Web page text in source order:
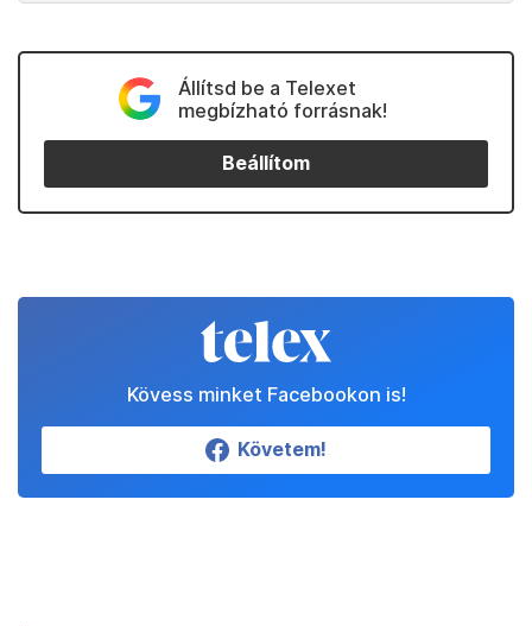
Állítsd be a Telexet
megbízható forrásnak!
Beállítom
Kövess minket Facebookon is!
Követem!